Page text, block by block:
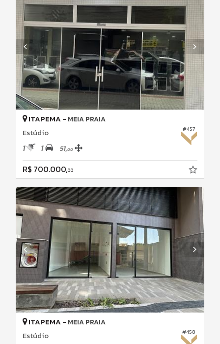
#457
ITAPEMA - MEIA PRAIA
Estúdio
1 1 51,00
R$ 700.000,00
#458
ITAPEMA - MEIA PRAIA
Estúdio